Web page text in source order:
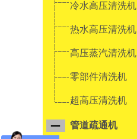
冷水高压清洗机
热水高压清洗机
高压蒸汽清洗机
零部件清洗机
超高压清洗机
管道疏通机